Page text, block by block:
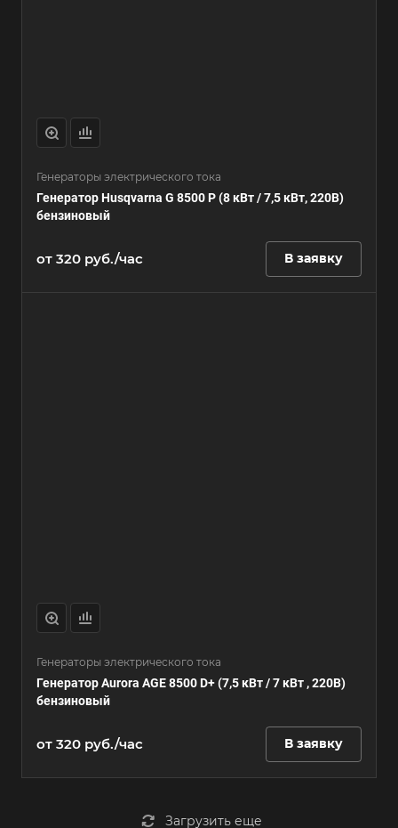
Генераторы электрического тока
Генератор Husqvarna G 8500 P (8 кВт / 7,5 кВт, 220В)
бензиновый
от 320 руб./час В заявку
Генераторы электрического тока
Генератор Aurora AGE 8500 D+ (7,5 кВт / 7 кВт , 220В)
бензиновый
от 320 руб./час В заявку
Загрузить еще